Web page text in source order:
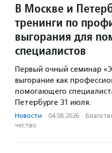
В Москве и
тренинги по
выгорания для
специалистов
Первый очный семинар
выгорание как
помогающего
Петербурге 31 июля.
Новости · 04.08.2026 ·
чест­во